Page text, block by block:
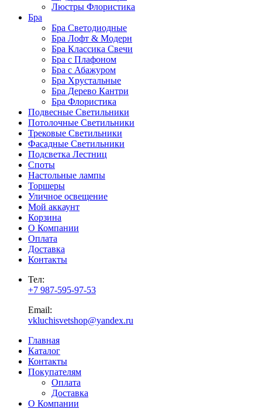
Люстры Флористика
Бра
Бра Светодиодные
Бра Лофт & Модерн
Бра Классика Свечи
Бра с Плафоном
Бра с Абажуром
Бра Хрустальные
Бра Дерево Кантри
Бра Флористика
Подвесные Светильники
Потолочные Светильники
Трековые Светильники
Фасадные Светильники
Подсветка Лестниц
Споты
Настольные лампы
Торшеры
Уличное освещение
Мой аккаунт
Корзина
О Компании
Оплата
Доставка
Контакты
Тел:
+7 987-595-97-53
Email:
vkluchisvetshop@yandex.ru
Главная
Каталог
Контакты
Покупателям
Оплата
Доставка
О Компании